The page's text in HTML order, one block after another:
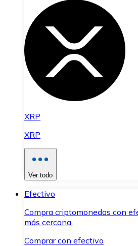
XRP
XRP
Ver todo
Efectivo
Compra criptomonedas con
más cercana.
Comprar con efectivo